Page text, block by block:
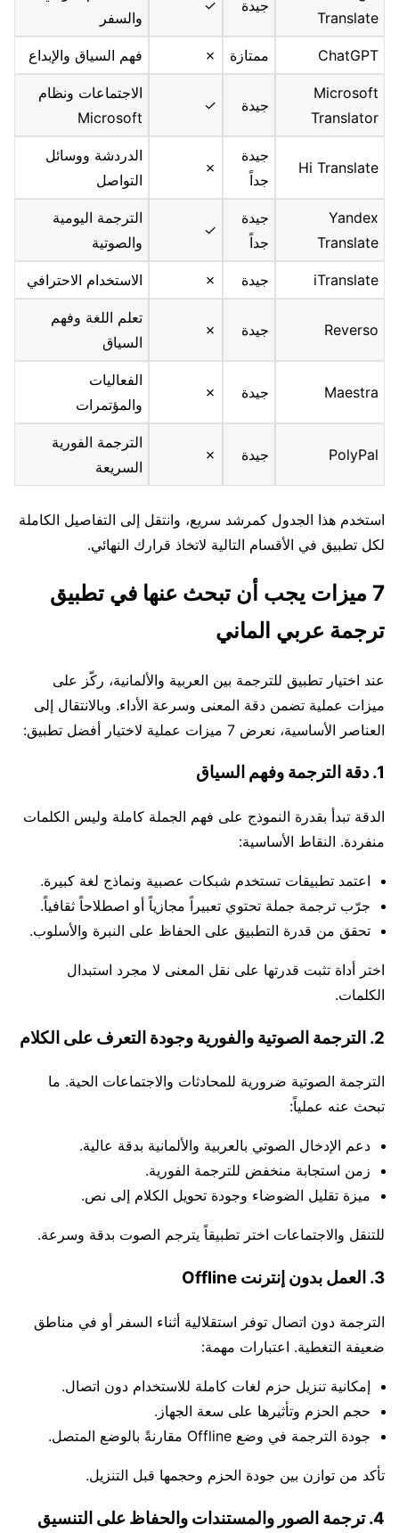
Translate
جيدة ✓
والسفر
ChatGPT ممتازة ✗ فهم السياق والإبداع
Microsoft
Translator
جيدة ✓
الاجتماعات ونظام
Microsoft
Hi Translate
جيدة
جداً
✗
الدردشة ووسائل
التواصل
Yandex
Translate
جيدة
جداً
✓
الترجمة اليومية
والصوتية
iTranslate جيدة ✗ الاستخدام الاحترافي
Reverso جيدة ✗
تعلم اللغة وفهم
السياق
Maestra جيدة ✗
الفعاليات
والمؤتمرات
PolyPal جيدة ✗
الترجمة الفورية
السريعة
استخدم هذا الجدول كمرشد سريع، وانتقل إلى التفاصيل الكاملة
لكل تطبيق في الأقسام التالية لاتخاذ قرارك النهائي.
7 ميزات يجب أن تبحث عنها في تطبيق
ترجمة عربي الماني
عند اختيار تطبيق للترجمة بين العربية والألمانية، ركّز على
ميزات عملية تضمن دقة المعنى وسرعة الأداء. وبالانتقال إلى
العناصر الأساسية، نعرض 7 ميزات عملية لاختيار أفضل تطبيق:
1. دقة الترجمة وفهم السياق
الدقة تبدأ بقدرة النموذج على فهم الجملة كاملة وليس الكلمات
منفردة. النقاط الأساسية:
اعتمد تطبيقات تستخدم شبكات عصبية ونماذج لغة كبيرة.
جرّب ترجمة جملة تحتوي تعبيراً مجازياً أو اصطلاحاً ثقافياً.
تحقق من قدرة التطبيق على الحفاظ على النبرة والأسلوب.
اختر أداة تثبت قدرتها على نقل المعنى لا مجرد استبدال
الكلمات.
2. الترجمة الصوتية والفورية وجودة التعرف على الكلام
الترجمة الصوتية ضرورية للمحادثات والاجتماعات الحية. ما
تبحث عنه عملياً:
دعم الإدخال الصوتي بالعربية والألمانية بدقة عالية.
زمن استجابة منخفض للترجمة الفورية.
ميزة تقليل الضوضاء وجودة تحويل الكلام إلى نص.
للتنقل والاجتماعات اختر تطبيقاً يترجم الصوت بدقة وسرعة.
3. العمل بدون إنترنت Offline
الترجمة دون اتصال توفر استقلالية أثناء السفر أو في مناطق
ضعيفة التغطية. اعتبارات مهمة:
إمكانية تنزيل حزم لغات كاملة للاستخدام دون اتصال.
حجم الحزم وتأثيرها على سعة الجهاز.
جودة الترجمة في وضع Offline مقارنةً بالوضع المتصل.
تأكد من توازن بين جودة الحزم وحجمها قبل التنزيل.
4. ترجمة الصور والمستندات والحفاظ على التنسيق